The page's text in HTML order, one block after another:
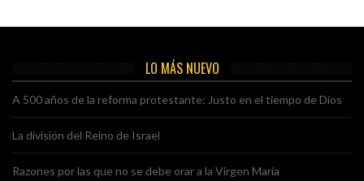
LO MÁS NUEVO
A 500 años de la reforma protestante: Justo en el tiempo de Dios
La división del Reino de Israel
Razones por las que no se debe orar a la Virgen María